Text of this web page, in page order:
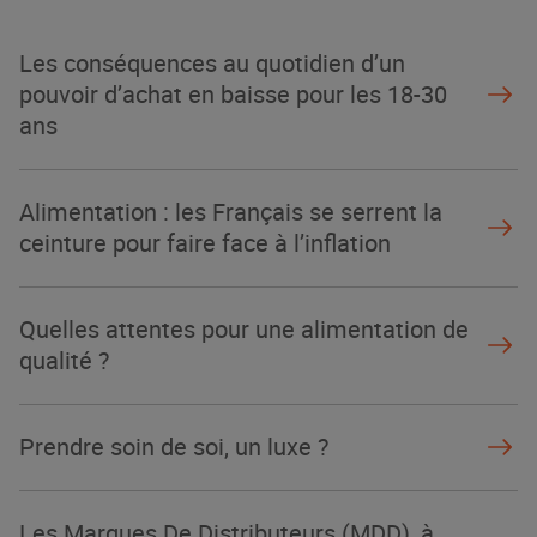
NOTRE MODÈLE
Les conséquences au quotidien d’un
pouvoir d’achat en baisse pour les 18-30
ans
Alimentation : les Français se serrent la
ceinture pour faire face à l’inflation
Quelles attentes pour une alimentation de
qualité ?
Prendre soin de soi, un luxe ?